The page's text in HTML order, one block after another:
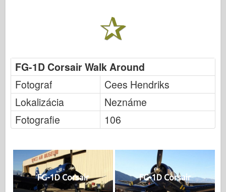
FG-1D Corsair Walk Around
Fotograf
Cees Hendriks
Lokalizácia
Neznáme
Fotografie
106
FG-1D Corsair FG-1D Corsair